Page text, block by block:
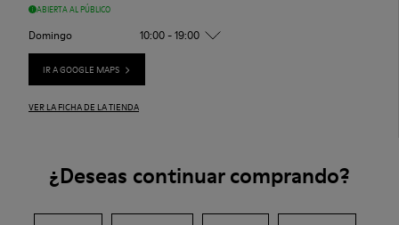
ABIERTA AL PÚBLICO
Domingo 10:00 - 19:00
IR A GOOGLE MAPS
VER LA FICHA DE LA TIENDA
¿Deseas continuar comprando?